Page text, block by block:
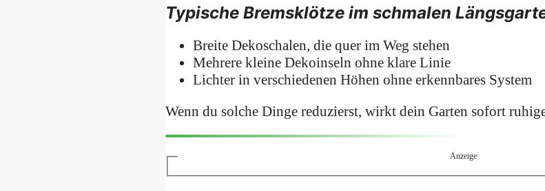
Typische Bremsklötze im schmalen
Breite Dekoschalen, die quer im Weg stehen
Mehrere kleine Dekoinseln ohne klare Linie
Lichter in verschiedenen Höhen ohne erkennbares System
Wenn du solche Dinge reduzierst, wirkt dein Garten sofort
Anzeige